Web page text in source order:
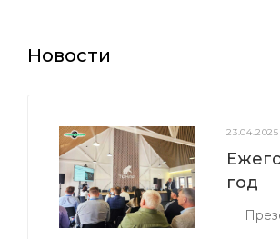
Новости
23.04.2025
год